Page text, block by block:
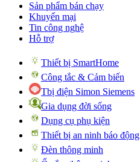
Sản phẩm bán chạy
Khuyến mại
Tin công nghệ
Hỗ trợ
Thiết bị SmartHome
Công tắc & Cảm biến
Tbị điện Simon Siemens
Gia dụng đời sống
Dụng cụ phụ kiện
Thiết bị an ninh báo động
Đèn thông minh